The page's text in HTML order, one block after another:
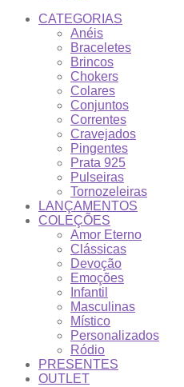
CATEGORIAS
Anéis
Braceletes
Brincos
Chokers
Colares
Conjuntos
Correntes
Cravejados
Pingentes
Prata 925
Pulseiras
Tornozeleiras
LANÇAMENTOS
COLEÇÕES
Amor Eterno
Clássicas
Devoção
Emoções
Infantil
Masculinas
Místico
Personalizados
Ródio
PRESENTES
OUTLET